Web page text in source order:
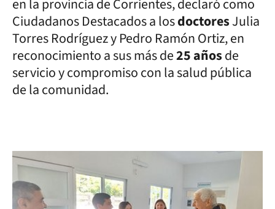
en la provincia de Corrientes, declaró como
Ciudadanos Destacados a losdoctoresJulia
Torres Rodríguez y Pedro Ramón Ortiz, en
reconocimiento a sus más de25 añosde
servicio y compromiso con la salud pública
de la comunidad.